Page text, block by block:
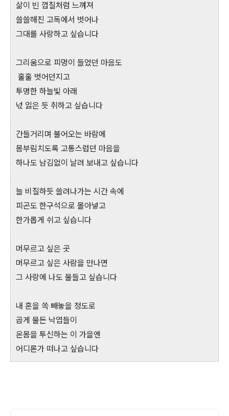
삶이 빈 껍질처럼 느껴져
쓸쓸해진 고독에서 벗어나
그대를 사랑하고 싶습니다
그리움으로 피멍이 들었던 마음도
훌훌 벗어던지고
투명한 하늘빛 아래
넋 잃은 듯 취하고 싶습니다
간들거리며 불어오는 바람에
몸부림치도록 고통스럽던 마음을
하나도 남김없이 날려 보내고 싶습니다
늘 비질하듯 쓸려나가는 시간 속에
피곤도 한구석으로 몰아넣고
한가롭게 쉬고 싶습니다
머무르고 싶은 곳
머무르고 싶은 사람을 만나면
그 사랑에 나도 물들고 싶습니다
내 혼을 쏙 빼놓을 정도로
곱게 물든 낙엽들이
온몸을 투신하는 이 가을엔
어디론가 떠나고 싶습니다